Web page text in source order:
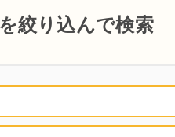
絞り込んで検索